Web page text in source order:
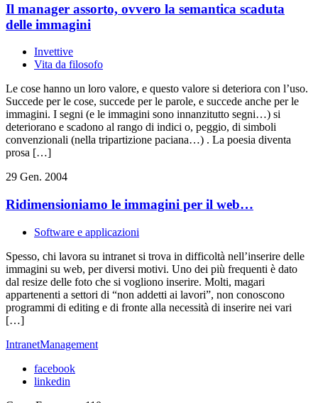
Il manager assorto, ovvero la semantica scaduta
delle immagini
Invettive
Vita da filosofo
Le cose hanno un loro valore, e questo valore si deteriora con l’uso.
Succede per le cose, succede per le parole, e succede anche per le
immagini. I segni (e le immagini sono innanzitutto segni…) si
deteriorano e scadono al rango di indici o, peggio, di simboli
convenzionali (nella tripartizione paciana…) . La poesia diventa
prosa […]
29 Gen. 2004
Ridimensioniamo le immagini per il web…
Software e applicazioni
Spesso, chi lavora su intranet si trova in difficoltà nell’inserire delle
immagini su web, per diversi motivi. Uno dei più frequenti è dato
dal resize delle foto che si vogliono inserire. Molti, magari
appartenenti a settori di “non addetti ai lavori”, non conoscono
programmi di editing e di fronte alla necessità di inserire nei vari
[…]
IntranetManagement
facebook
linkedin